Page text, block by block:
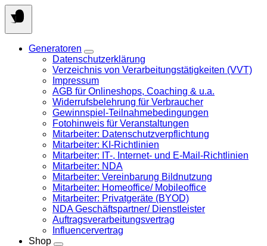
Springen
Sie
zum
Generatoren
Datenschutzerklärung
Verzeichnis von Verarbeitungstätigkeiten (VVT)
Impressum
AGB für Onlineshops, Coaching & u.a.
Widerrufsbelehrung für Verbraucher
Gewinnspiel-Teilnahmebedingungen
Fotohinweis für Veranstaltungen
Mitarbeiter: Datenschutzverpflichtung
Mitarbeiter: KI-Richtlinien
Mitarbeiter: IT-, Internet- und E-Mail-Richtlinien
Mitarbeiter: NDA
Mitarbeiter: Vereinbarung Bildnutzung
Mitarbeiter: Homeoffice/ Mobileoffice
Mitarbeiter: Privatgeräte (BYOD)
NDA Geschäftspartner/ Dienstleister
Auftragsverarbeitungsvertrag
Influencervertrag
Shop